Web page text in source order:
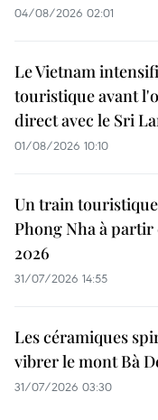
04/08/2026 02:01
Le Vietnam
touristique avant
direct avec le Sri
01/08/2026 10:10
Un train
Phong Nha à partir
2026
31/07/2026 14:55
Les céramiques
vibrer le mont Bà
31/07/2026 03:30